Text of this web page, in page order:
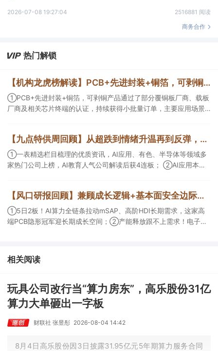
2026-07-08 19:27:04
2516881 阅读
商务合作
热门解锁
【机构龙虎榜解读】PCB+先进封装+铜箔，可剥铜产品通过了部分覆铜板厂商、载板厂商及相关芯片终端的认证，持续获得小批量订单，主要应用场景包括芯片封装光模块用PCB，机构大额净买入这家公司
①PCB+先进封装+铜箔，可剥铜产品通过了部分覆铜板厂商、载板
厂商及相关芯片终端的认证，持续获得小批量订单，主要应用场景
等方面具有丰富经验，具备承接细胞与基因治疗产品商业化受托生
产的合规资质，这家公司获净买入。
【九点特供周回顾】从超跌到情绪升温再到反弹，栏目梳理AI应用题材逻辑，AI教育人气公司解读后获4连板
①一表精选栏目梳理的优质资讯，AI应用、有色、半导体等领域多
家热门公司上榜，AI教育人气公司解读后获4连板； ②AI应用本周
角前瞻产业供需情况，提及2家核心公司双双涨停。
【风口研报回顾】兼顾成长逻辑+基本面安全边际！王牌自营前瞻覆盖“pcb+MLCC+电子布”，梳理AI产业链优质标的“深坑起跳”
①5日2板！AI算力全链条拉动mSAP、高阶HDI长期需求，这家高
端PCB隐形冠军迎长期成长空间；②产能释放跟不上需求！电子布
价预期暂未被市场定价，王牌自营前瞻捕捉“预期差”，3日大涨
26%。
相关阅读
玩具公司改行当“算力房东”，高乐股份31亿
算力大单砸出一字板
财联社 张昱彤 2026-08-04 14:42
8月4日高乐股份因3日披露31.95亿元5年期算力服务合同